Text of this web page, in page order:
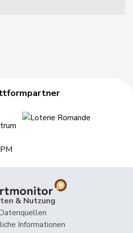
& Nutzung
Informationen